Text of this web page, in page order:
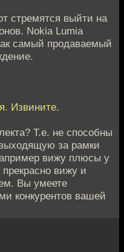
стремятся выйти на
Nokia Lumia
самый продаваемый
Извините.
Т.е. не способны
за рамки
вижу плюсы у
вижу и
Вы умеете
конкурентов вашей